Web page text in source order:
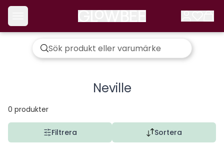
Neville
0 produkter
Filtrera Sortera